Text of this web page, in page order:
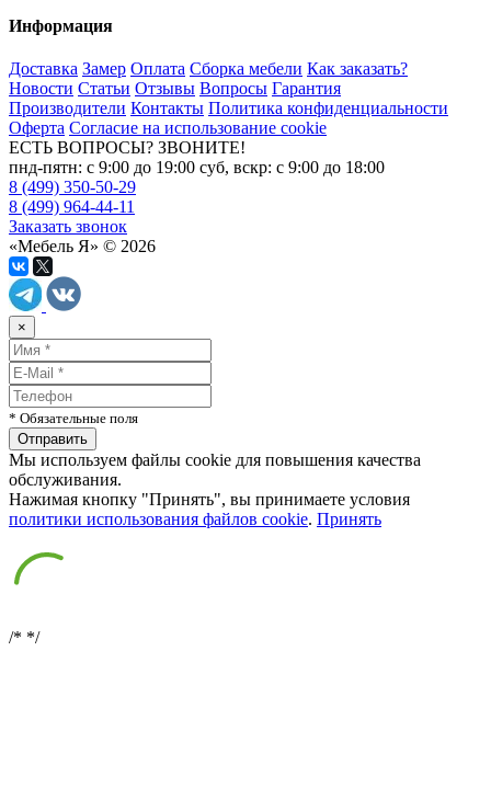
Информация
Доставка Замер Оплата Сборка мебели Как заказать?
Новости Статьи Отзывы Вопросы Гарантия
Производители Контакты Политика конфиденциальности
Оферта Согласие на использование cookie
ЕСТЬ ВОПРОСЫ? ЗВОНИТЕ!
пнд-пятн: с 9:00 до 19:00 суб, вскр: с 9:00 до 18:00
8 (499) 350-50-29
8 (499) 964-44-11
Заказать звонок
«Мебель Я» © 2026
×
* Обязательные поля
Мы используем файлы cookie для повышения качества
обслуживания.
Нажимая кнопку "Принять", вы принимаете условия
политики использования файлов cookie. Принять
/* */